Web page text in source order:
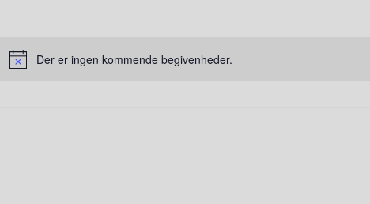
Notice
Der er ingen kommende begivenheder.